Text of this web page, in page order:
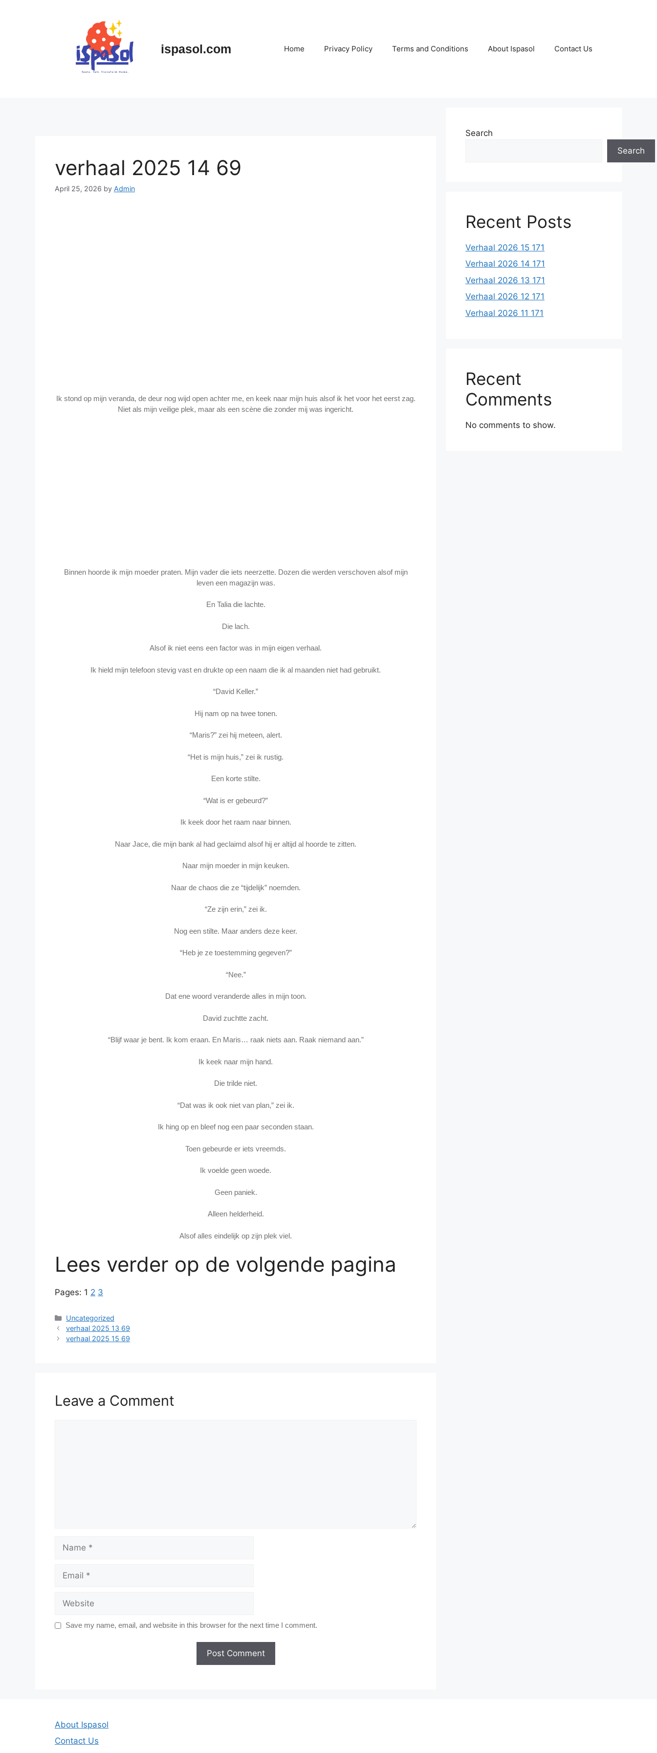
ispasol.com Home Privacy Policy Terms and Conditions About Ispasol Contact Us
verhaal 2025 14 69
April 25, 2026 by Admin
Ik stond op mijn veranda, de deur nog wijd open achter me, en keek naar mijn huis alsof ik het voor het eerst zag.
Niet als mijn veilige plek, maar als een scène die zonder mij was ingericht.
Binnen hoorde ik mijn moeder praten. Mijn vader die iets neerzette. Dozen die werden verschoven alsof mijn
leven een magazijn was.
En Talia die lachte.
Die lach.
Alsof ik niet eens een factor was in mijn eigen verhaal.
Ik hield mijn telefoon stevig vast en drukte op een naam die ik al maanden niet had gebruikt.
“David Keller.”
Hij nam op na twee tonen.
“Maris?” zei hij meteen, alert.
“Het is mijn huis,” zei ik rustig.
Een korte stilte.
“Wat is er gebeurd?”
Ik keek door het raam naar binnen.
Naar Jace, die mijn bank al had geclaimd alsof hij er altijd al hoorde te zitten.
Naar mijn moeder in mijn keuken.
Naar de chaos die ze “tijdelijk” noemden.
“Ze zijn erin,” zei ik.
Nog een stilte. Maar anders deze keer.
“Heb je ze toestemming gegeven?”
“Nee.”
Dat ene woord veranderde alles in mijn toon.
David zuchtte zacht.
“Blijf waar je bent. Ik kom eraan. En Maris… raak niets aan. Raak niemand aan.”
Ik keek naar mijn hand.
Die trilde niet.
“Dat was ik ook niet van plan,” zei ik.
Ik hing op en bleef nog een paar seconden staan.
Toen gebeurde er iets vreemds.
Ik voelde geen woede.
Geen paniek.
Alleen helderheid.
Alsof alles eindelijk op zijn plek viel.
Lees verder op de volgende pagina
Pages: 1 2 3
Categories
Uncategorized
verhaal 2025 13 69
verhaal 2025 15 69
Leave a Comment
Name
Email
Website
Save my name, email, and website in this browser for the next time I comment.
Search
Search
Recent Posts
Verhaal 2026 15 171
Verhaal 2026 14 171
Verhaal 2026 13 171
Verhaal 2026 12 171
Verhaal 2026 11 171
Recent
Comments
No comments to show.
About Ispasol
Contact Us